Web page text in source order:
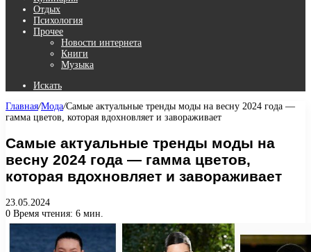
Отдых
Психология
Прочее
Новости интернета
Книги
Музыка
Искать
Главная/Мода/Самые актуальные тренды моды на весну 2024 года —
гамма цветов, которая вдохновляет и завораживает
Самые актуальные тренды моды на
весну 2024 года — гамма цветов,
которая вдохновляет и завораживает
23.05.2024
0 Время чтения: 6 мин.